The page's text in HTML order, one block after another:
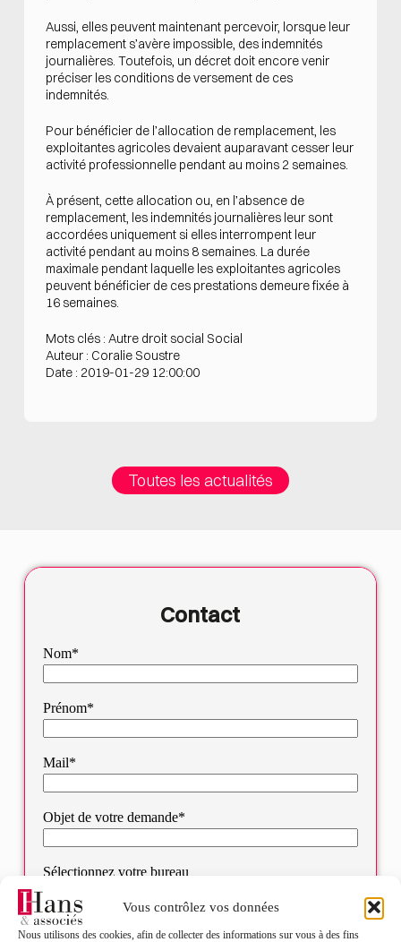
Vous contrôlez vos données
Nous utilisons des cookies, afin de collecter des informations sur vous à des fins
Aussi, elles peuvent maintenant percevoir, lorsque leur
remplacement s’avère impossible, des indemnités
journalières. Toutefois, un décret doit encore venir
préciser les conditions de versement de ces
indemnités.
Pour bénéficier de l’allocation de remplacement, les
exploitantes agricoles devaient auparavant cesser leur
activité professionnelle pendant au moins 2 semaines.
À présent, cette allocation ou, en l’absence de
remplacement, les indemnités journalières leur sont
accordées uniquement si elles interrompent leur
activité pendant au moins 8 semaines. La durée
maximale pendant laquelle les exploitantes agricoles
peuvent bénéficier de ces prestations demeure fixée à
16 semaines.
Mots clés : Autre droit social Social
Auteur : Coralie Soustre
Date : 2019-01-29 12:00:00
Toutes les actualités
Contact
Nom*
Prénom*
Mail*
Objet de votre demande*
Sélectionnez votre bureau
Message*